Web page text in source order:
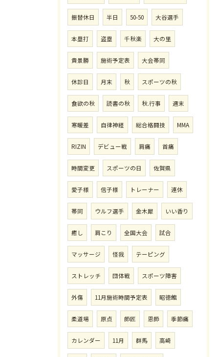
振替休日 半日 50-50 大谷選手
本塁打 盗塁 千秋楽 大の里
貴景勝 施術予定表 大会帯同
休診日 月末 秋 スポーツの秋
食欲の秋 読書の秋 秋.行事 週末
寒暖差 自律神経 総合格闘技 MMA
RIZIN デビュー戦 肩痛 首痛
時間変更 スポーツの日 佐賀県
愛子様 信子様 トレーナー 連休
帯同 ウルフ選手 金木犀 いい香り
癒し 肩こり 全国大会 試合
マッサージ 怪我 テーピング
ストレッチ 団体戦 スポーツ障害
外傷 11月施術時間予定表 昭徳館
柔道場 原点 師匠 恩師 季節痛
カレンダー 11月 群馬 高崎